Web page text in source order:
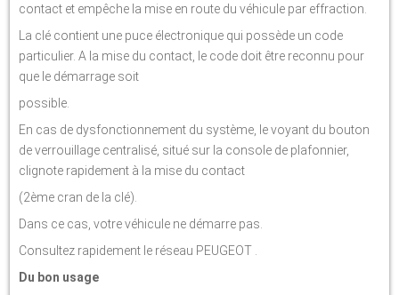
contact et empêche la mise en route du véhicule par effraction.
La clé contient une puce électronique qui possède un code
particulier. A la mise du contact, le code doit être reconnu pour
que le démarrage soit
possible.
En cas de dysfonctionnement du système, le voyant du bouton
de verrouillage centralisé, situé sur la console de plafonnier,
clignote rapidement à la mise du contact
(2ème cran de la clé).
Dans ce cas, votre véhicule ne démarre pas.
Consultez rapidement le réseau PEUGEOT .
Du bon usage